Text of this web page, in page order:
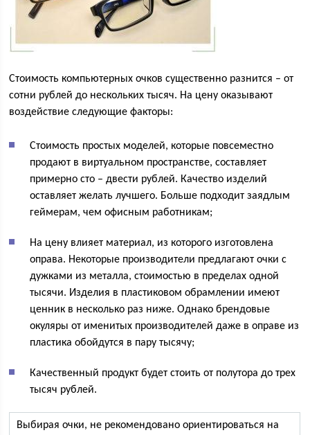
Стоимость компьютерных очков существенно разнится – от
сотни рублей до нескольких тысяч. На цену оказывают
воздействие следующие факторы:
Стоимость простых моделей, которые повсеместно
продают в виртуальном пространстве, составляет
примерно сто – двести рублей. Качество изделий
оставляет желать лучшего. Больше подходит заядлым
геймерам, чем офисным работникам;
На цену влияет материал, из которого изготовлена
оправа. Некоторые производители предлагают очки с
дужками из металла, стоимостью в пределах одной
тысячи. Изделия в пластиковом обрамлении имеют
ценник в несколько раз ниже. Однако брендовые
окуляры от именитых производителей даже в оправе из
пластика обойдутся в пару тысячу;
Качественный продукт будет стоить от полутора до трех
тысяч рублей.
Выбирая очки, не рекомендовано ориентироваться на